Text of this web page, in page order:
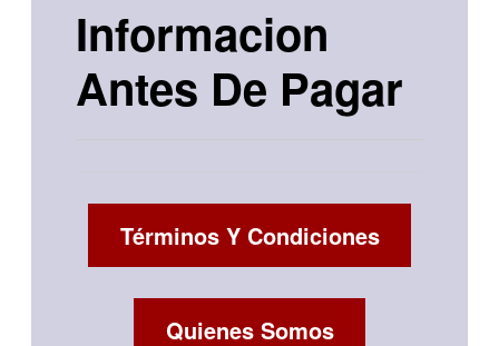
Informacion
Antes De Pagar
Términos Y Condiciones
Quienes Somos